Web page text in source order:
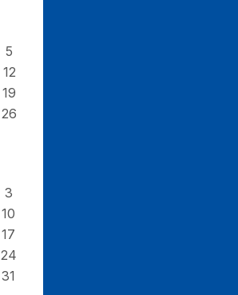
5
12
19
26
3
10
17
24
31